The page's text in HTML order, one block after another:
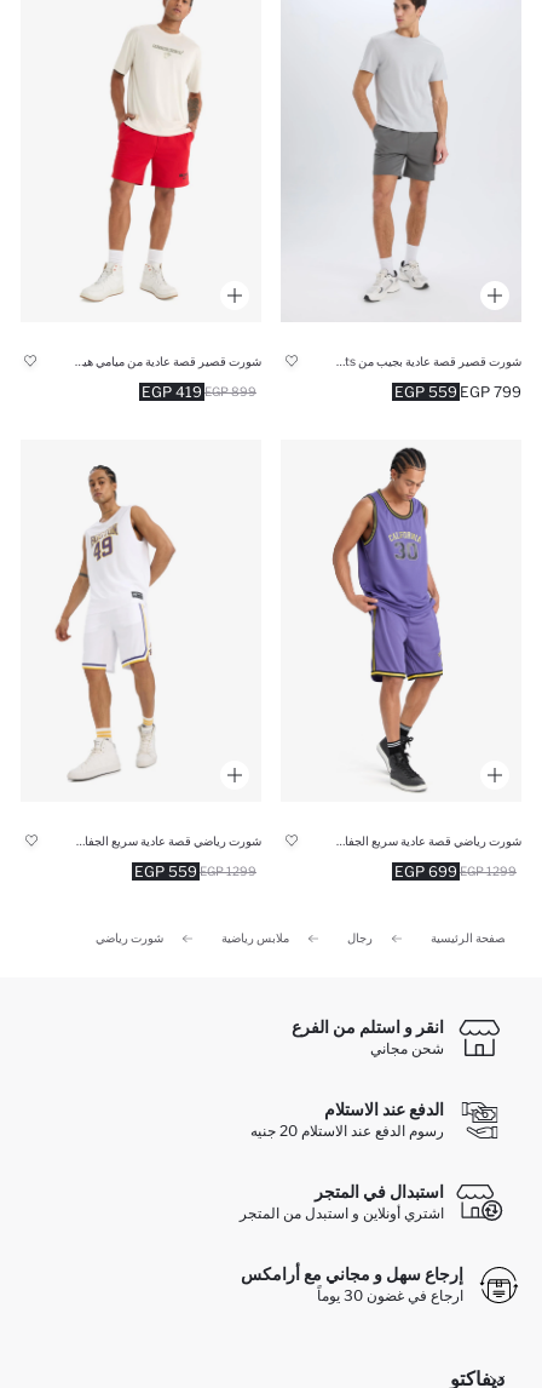
559 EGP 799 EGP
419 EGP 899 EGP
699 EGP 1299 EGP
559 EGP 1299 EGP
الصفحة الرئيسية رجال ملابس رياضية شورت رياضي
انقر و استلم من الفرع
شحن مجاني
الدفع عند الاستلام
رسوم الدفع عند الاستلام 20 جنيه
استبدال في المتجر
اشتري أونلاين و استبدل من المتجر
إرجاع سهل و مجاني مع أرامكس
ارجاع في غضون 30 يوماً
ديفاكتو